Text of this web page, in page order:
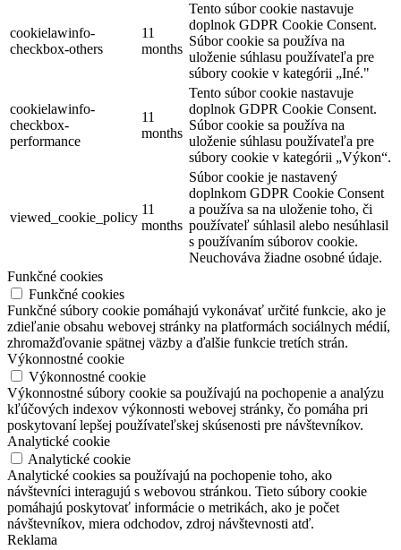
cookielawinfo-
checkbox-others
11
months
Tento súbor cookie nastavuje
doplnok GDPR Cookie Consent.
Súbor cookie sa používa na
uloženie súhlasu používateľa pre
súbory cookie v kategórii „Iné."
cookielawinfo-
checkbox-
performance
11
months
Tento súbor cookie nastavuje
doplnok GDPR Cookie Consent.
Súbor cookie sa používa na
uloženie súhlasu používateľa pre
súbory cookie v kategórii „Výkon“.
viewed_cookie_policy
11
months
Súbor cookie je nastavený
doplnkom GDPR Cookie Consent
a používa sa na uloženie toho, či
používateľ súhlasil alebo nesúhlasil
s používaním súborov cookie.
Neuchováva žiadne osobné údaje.
Funkčné cookies
Funkčné cookies
Funkčné súbory cookie pomáhajú vykonávať určité funkcie, ako je
zdieľanie obsahu webovej stránky na platformách sociálnych médií,
zhromažďovanie spätnej väzby a ďalšie funkcie tretích strán.
Výkonnostné cookie
Výkonnostné cookie
Výkonnostné súbory cookie sa používajú na pochopenie a analýzu
kľúčových indexov výkonnosti webovej stránky, čo pomáha pri
poskytovaní lepšej používateľskej skúsenosti pre návštevníkov.
Analytické cookie
Analytické cookie
Analytické cookies sa používajú na pochopenie toho, ako
návštevníci interagujú s webovou stránkou. Tieto súbory cookie
pomáhajú poskytovať informácie o metrikách, ako je počet
návštevníkov, miera odchodov, zdroj návštevnosti atď.
Reklama